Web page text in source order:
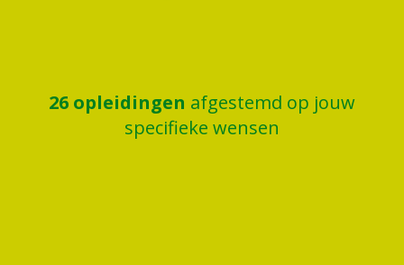
26 opleidingen afgestemd op jouw
specifieke wensen